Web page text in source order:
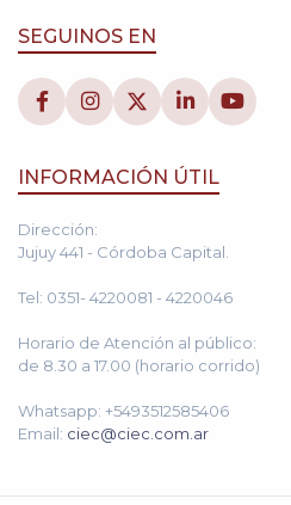
SEGUINOS EN
INFORMACIÓN ÚTIL
Dirección:
Jujuy 441 - Córdoba Capital.
Tel: 0351- 4220081 - 4220046
Horario de Atención al público:
de 8.30 a 17.00 (horario corrido)
Whatsapp: +5493512585406
Email: ciec@ciec.com.ar